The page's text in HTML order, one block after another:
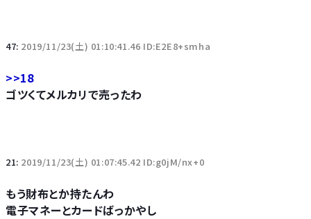
47: 2019/11/23(土) 01:10:41.46 ID:E2E8+smha
>>18
ゴツくてメルカリで売ったわ
21: 2019/11/23(土) 01:07:45.42 ID:g0jM/nx+0
もう財布とか持たんわ
電子マネーとカードばっかやし